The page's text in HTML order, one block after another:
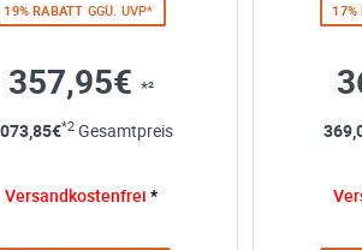
Bearbeitung Ihrer Anfrage
19% RABATT GGÜ. UVP*
357,95€ *²
€*2Gesamtpreis
Versandkostenfrei *
17%